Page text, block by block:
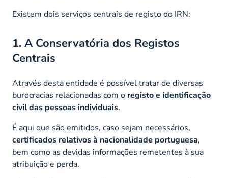
Existem dois serviços centrais de registo do IRN:
1. A Conservatória dos Registos
Centrais
Através desta entidade é possível tratar de diversas
burocracias relacionadas com o registo e identificação
civil das pessoas individuais.
É aqui que são emitidos, caso sejam necessários,
certificados relativos à nacionalidade portuguesa,
bem como as devidas informações remetentes à sua
atribuição e perda.